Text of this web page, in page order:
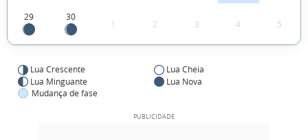
29 30
1 2 3 4 5
Lua Crescente
Lua Cheia
Lua Minguante
Lua Nova
Mudança de fase